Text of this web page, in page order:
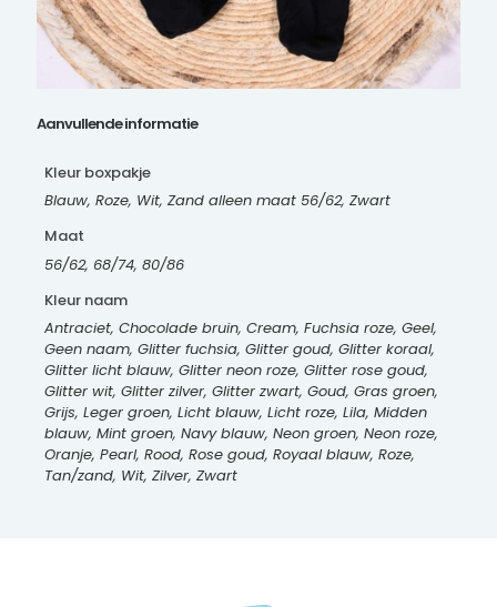
Aanvullende informatie
Kleur boxpakje
Blauw, Roze, Wit, Zand alleen maat 56/62, Zwart
Maat
56/62, 68/74, 80/86
Kleur naam
Antraciet, Chocolade bruin, Cream, Fuchsia roze, Geel,
Geen naam, Glitter fuchsia, Glitter goud, Glitter koraal,
Glitter licht blauw, Glitter neon roze, Glitter rose goud,
Glitter wit, Glitter zilver, Glitter zwart, Goud, Gras groen,
Grijs, Leger groen, Licht blauw, Licht roze, Lila, Midden
blauw, Mint groen, Navy blauw, Neon groen, Neon roze,
Oranje, Pearl, Rood, Rose goud, Royaal blauw, Roze,
Tan/zand, Wit, Zilver, Zwart